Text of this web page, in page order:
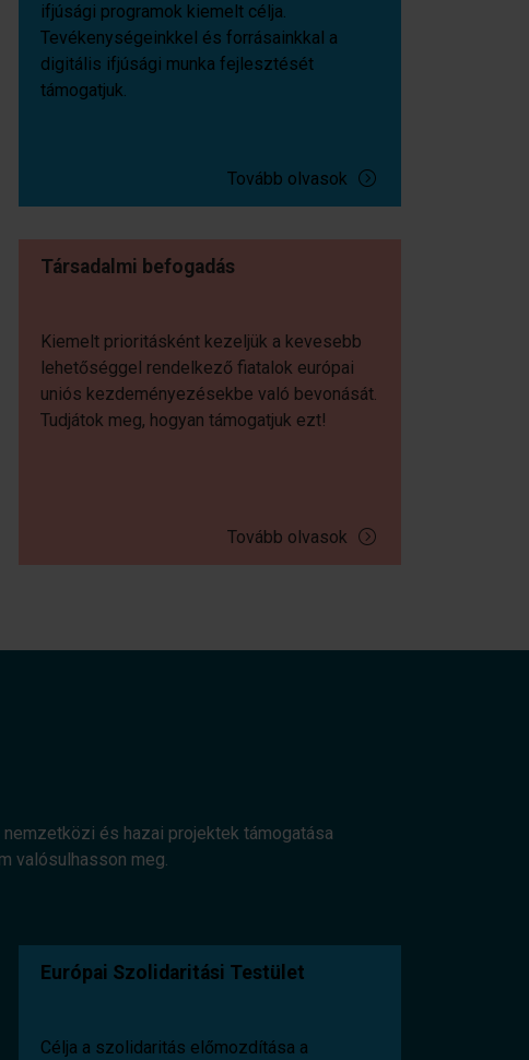
ifjúsági programok kiemelt célja.
Tevékenységeinkkel és forrásainkkal a
digitális ifjúsági munka fejlesztését
támogatjuk.
Tovább olvasok
Társadalmi befogadás
Kiemelt prioritásként kezeljük a kevesebb
lehetőséggel rendelkező fiatalok európai
uniós kezdeményezésekbe való bevonását.
Tudjátok meg, hogyan támogatjuk ezt!
Tovább olvasok
és hazai projektek támogatása
valósulhasson meg.
Európai Szolidaritási Testület
Célja a szolidaritás előmozdítása a